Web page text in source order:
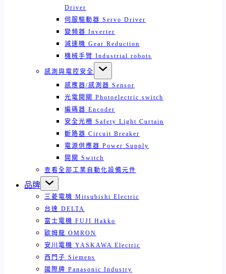
Driver
伺服驅動器 Servo Driver
變頻器 Inverter
減速機 Gear Reduction
機械手臂 Industrial robots
感測與電控安全
感應器/感測器 Sensor
光電開關 Photoelectric switch
編碼器 Encoder
安全光柵 Safety Light Curtain
斷路器 Circuit Breaker
電源供應器 Power Supply
開關 Switch
查看全部工業自動化設備元件
品牌
三菱電機 Mitsubishi Electric
台達 DELTA
富士電機 FUJI Hakko
歐姆龍 OMRON
安川電機 YASKAWA Electric
西門子 Siemens
國際牌 Panasonic Industry